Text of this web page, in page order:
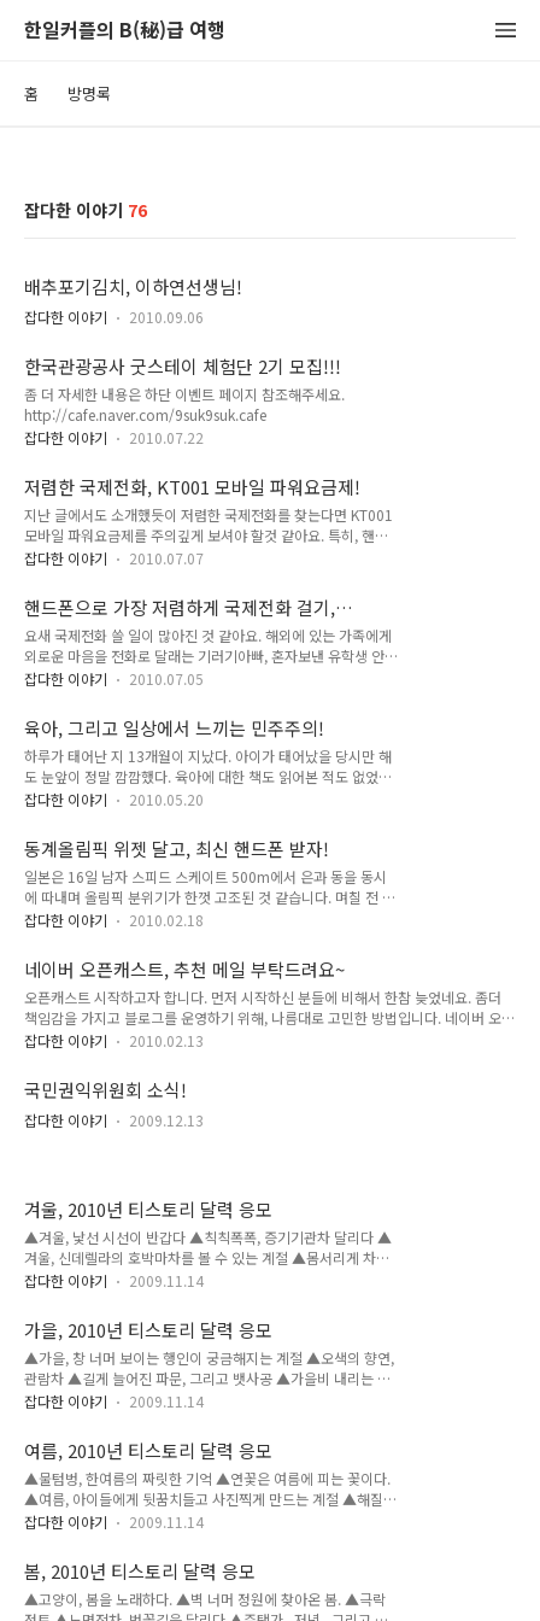
한일커플의 B(秘)급 여행
홈 방명록
잡다한 이야기 76
배추포기김치, 이하연선생님!
잡다한 이야기 2010.09.06
한국관광공사 굿스테이 체험단 2기 모집!!!
좀 더 자세한 내용은 하단 이벤트 페이지 참조해주세요.
http://cafe.naver.com/9suk9suk.cafe
잡다한 이야기
2010.07.22
저렴한 국제전화, KT001 모바일 파워요금제!
지난 글에서도 소개했듯이 저렴한 국제전화를 찾는다면 KT001
모바일 파워요금제를 주의깊게 보셔야 할것 같아요. 특히, 핸드
폰으로 국제전화를 많이 이용하시는 분이라면 KT001 모바일 파
렴하게 통화하기, 001모바일 파워요금제 지금의 아내를 태국에
서 만났어요. 만난지 얼마 후 한국에 급한 일이 생겨 일시 귀국하
게 되었죠. 그리고 그렇게 1년이 넘게 한국과 태국을 오가며 아
내와 장거리 연애를 했답니다. 이 기간동안 태국 방문 횟수가 엄
청나답니다. 2004년 여름부터 1년간 모르긴 몰라도 거의 매달
리고 나머지 기간에는 전화통화가 우리의 장거리 연애 도구였죠.
태국에 있는 지금의 아내에게..
잡다한 이야기 2010.07.07
핸드폰으로 가장 저렴하게 국제전화 걸기,
KT001 모바일 파워요금제
요새 국제전화 쓸 일이 많아진 것 같아요. 해외에 있는 가족에게
외로운 마음을 전화로 달래는 기러기아빠, 혼자보낸 유학생 안부
를 확인하고 싶어하는 부모, 그리고 혹시나 고무신 거꾸로 신지
말이 무색할 정도로 국제전화 사용이 많아진 것 같습니다. 오늘
소개하고자 하는 것은 바로 국제전화를 저렴하게 할 수 있는 방
법. 바로, 국제전화 KT001 모바일 파워요금제입니다. 제가 살고
있는 곳은 일본, 한국에 살고 있는 가족에게서 전화가 올때가 많
아요. 특히, 누님의 경우 별 신경쓰지 않고 그냥 핸드폰으로 전화
요. 이런 누님에게 권해드린 상품이 바로 국제전화 KT001 모바
일 파워요금제랍니다. ..
잡다한 이야기 2010.07.05
육아, 그리고 일상에서 느끼는 민주주의!
하루가 태어난 지 13개월이 지났다. 아이가 태어났을 당시만 해
도 눈앞이 정말 깜깜했다. 육아에 대한 책도 읽어본 적도 없었고,
주변에서 조언 구할 사람도 없었다. 아는 것이 없으면 오히려 당
난 지 몇 개월 밖에 안된 갓난아기를 데리고 국제선 비행기도 탔
고, 사람들 많이 모이는 쇼핑센터나 음식점도 자주 갔던 것 같다.
아빠와 엄마의 철없는 행동에도, 하루가 잘 자라서 너무나 다행
이다. 아내는 출산 후 6개월 동안 집에서 쉬었다. 퉁퉁 부은 얼굴
살도 빼야 했고, 남산만한 배도 집어넣어야 했다. 산후조리를 잘
아내가 원하는 대로 말이다. 아내의 몸이 제모습을 찾아감과 동
시에 아내는 ..
잡다한 이야기 2010.05.20
동계올림픽 위젯 달고, 최신 핸드폰 받자!
일본은 16일 남자 스피드 스케이트 500m에서 은과 동을 동시
에 따내며 올림픽 분위기가 한껏 고조된 것 같습니다. 며칠 전 여
자 모글에서 메달이 예상되었던 우에무라 선수가 아쉽게 4위에
가요? 사실, 한국 소식은 다음이나 네이버 메인 페이지에 가야
알 수 있거든요. 오늘 남자 스피드 스케이트에서 일본이 은메달
과 동메달을 땃다는 것만 알았지, 한국 선수가 금메달을 땃다는
것은 사실 몰랐답니다. 일본에 살고 있으니, 당연한 이야기지만
TV에서 방영되는 경기 내용 대부분이 일본 선수 위주로 진행되
종종 있어요. 제 블로그 우측 하단을 보면 위젯이 하나 달려 있어
요. 위젯을 보면 현재 20..
잡다한 이야기 2010.02.18
네이버 오픈캐스트, 추천 메일 부탁드려요~
오픈캐스트 시작하고자 합니다. 먼저 시작하신 분들에 비해서 한참 늦었네요. 좀더
책임감을 가지고 블로그를 운영하기 위해, 나름대로 고민한 방법입니다. 네이버 오픈
캐스트 오픈을 위해서는, 네이버 계정의 메일 주소 5개가 필요합니다. 5분에게 추천
탁드려요. 추천용 네이버 메일 주소 부탁드릴께요. 주소 남겨주실 때는 비밀글로 해
주세요. 앞으로 좀 더 충실한 내용으로 보답드릴께요. 감사합니다.
잡다한 이야기 2010.02.13
국민권익위원회 소식!
잡다한 이야기 2009.12.13
겨울, 2010년 티스토리 달력 응모
▲겨울, 낯선 시선이 반갑다 ▲칙칙폭폭, 증기기관차 달리다 ▲
겨울, 신데렐라의 호박마차를 볼 수 있는 계절 ▲몸서리게 차가
운 요코하마 겨울 야경 ▲ 온천과 후지산, 일본 겨울의 키워드 ▲
잡다한 이야기 2009.11.14
가을, 2010년 티스토리 달력 응모
▲가을, 창 너머 보이는 행인이 궁금해지는 계절 ▲오색의 향연,
관람차 ▲길게 늘어진 파문, 그리고 뱃사공 ▲가을비 내리는 오
후, 시선 ▲흔들림의 이유, 바람 때문일까 마음 때문일까?
잡다한 이야기 2009.11.14
여름, 2010년 티스토리 달력 응모
▲물텀벙, 한여름의 짜릿한 기억 ▲연꽃은 여름에 피는 꽃이다.
▲여름, 아이들에게 뒷꿈치들고 사진찍게 만드는 계절 ▲해질녘
바다가 보이는 열차를 찍다 ▲ 과일과 과육의 차이 ▲인적 없는
잡다한 이야기 2009.11.14
봄, 2010년 티스토리 달력 응모
▲고양이, 봄을 노래하다. ▲벽 너머 정원에 찾아온 봄. ▲극락